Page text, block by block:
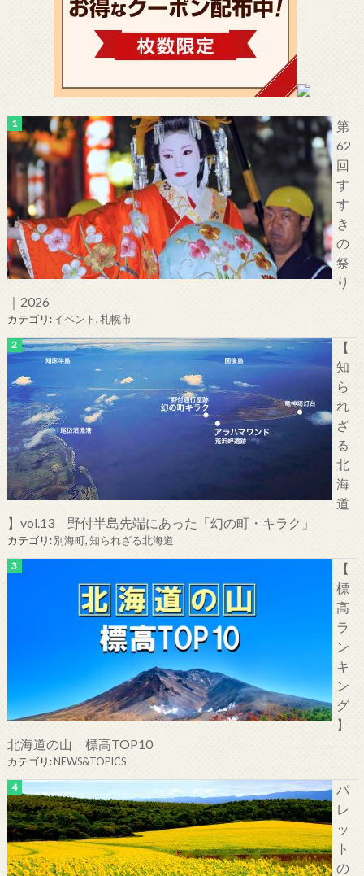
第
62
回
す
す
き
の
祭
り
｜2026
カテゴリ:イベント,札幌市
【
知
ら
れ
ざ
る
北
海
道
】vol.13 野付半島先端にあった「幻の町・キラク」
カテゴリ:別海町,知られざる北海道
【
標
高
ラ
ン
キ
ン
グ
】
北海道の山 標高TOP10
カテゴリ:NEWS&TOPICS
パ
レ
ッ
ト
の